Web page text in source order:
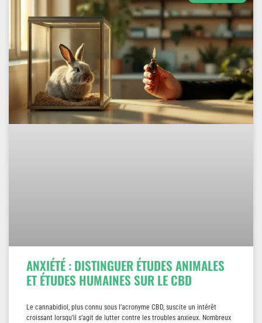
ANXIÉTÉ : DISTINGUER ÉTUDES ANIMALES
ET ÉTUDES HUMAINES SUR LE CBD
Le cannabidiol, plus connu sous l’acronyme CBD, suscite un intérêt
croissant lorsqu’il s’agit de lutter contre les troubles anxieux. Nombreux